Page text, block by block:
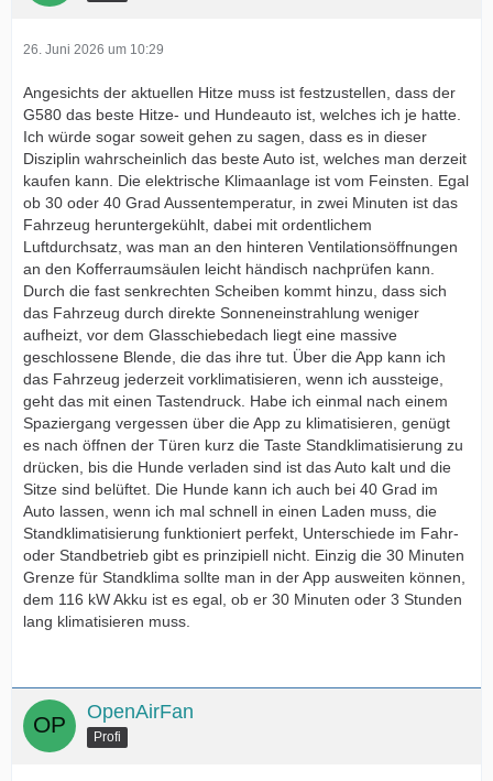
26. Juni 2026 um 10:29
Angesichts der aktuellen Hitze muss ist festzustellen, dass der
G580 das beste Hitze- und Hundeauto ist, welches ich je hatte.
Ich würde sogar soweit gehen zu sagen, dass es in dieser
Disziplin wahrscheinlich das beste Auto ist, welches man derzeit
kaufen kann. Die elektrische Klimaanlage ist vom Feinsten. Egal
ob 30 oder 40 Grad Aussentemperatur, in zwei Minuten ist das
Fahrzeug heruntergekühlt, dabei mit ordentlichem
Luftdurchsatz, was man an den hinteren Ventilationsöffnungen
an den Kofferraumsäulen leicht händisch nachprüfen kann.
Durch die fast senkrechten Scheiben kommt hinzu, dass sich
das Fahrzeug durch direkte Sonneneinstrahlung weniger
aufheizt, vor dem Glasschiebedach liegt eine massive
geschlossene Blende, die das ihre tut. Über die App kann ich
das Fahrzeug jederzeit vorklimatisieren, wenn ich aussteige,
geht das mit einen Tastendruck. Habe ich einmal nach einem
Spaziergang vergessen über die App zu klimatisieren, genügt
es nach öffnen der Türen kurz die Taste Standklimatisierung zu
drücken, bis die Hunde verladen sind ist das Auto kalt und die
Sitze sind belüftet. Die Hunde kann ich auch bei 40 Grad im
Auto lassen, wenn ich mal schnell in einen Laden muss, die
Standklimatisierung funktioniert perfekt, Unterschiede im Fahr-
oder Standbetrieb gibt es prinzipiell nicht. Einzig die 30 Minuten
Grenze für Standklima sollte man in der App ausweiten können,
dem 116 kW Akku ist es egal, ob er 30 Minuten oder 3 Stunden
lang klimatisieren muss.
OpenAirFan
Profi